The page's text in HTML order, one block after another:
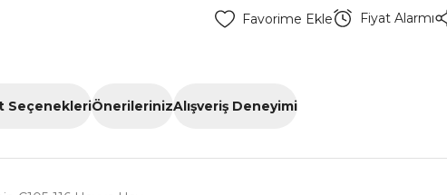
Fiyat Alarmı
SeçenekleriÖnerilerinizAlışveriş Deneyimi